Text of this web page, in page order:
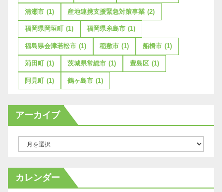
清瀬市 (1) 産地連携支援緊急対策事業 (2)
福岡県岡垣町 (1) 福岡県糸島市 (1)
福島県会津若松市 (1) 稲敷市 (1) 船橋市 (1)
苅田町 (1) 茨城県常総市 (1) 豊島区 (1)
阿見町 (1) 鶴ヶ島市 (1)
アーカイブ
カ
イ
カレンダー